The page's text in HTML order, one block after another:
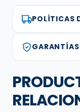
POLÍTICAS